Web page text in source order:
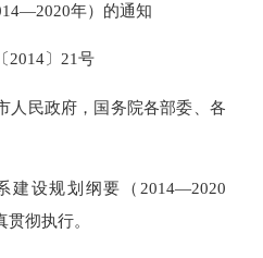
年）的通知
〕21号
民政府，国务院各部委、各
设规划纲要（2014—2020
贯彻执行。